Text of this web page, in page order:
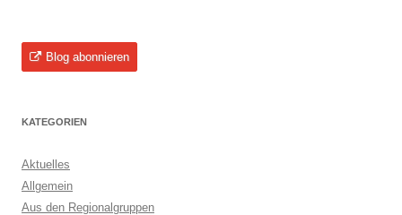
Blog abonnieren
KATEGORIEN
Aktuelles
Allgemein
Aus den Regionalgruppen